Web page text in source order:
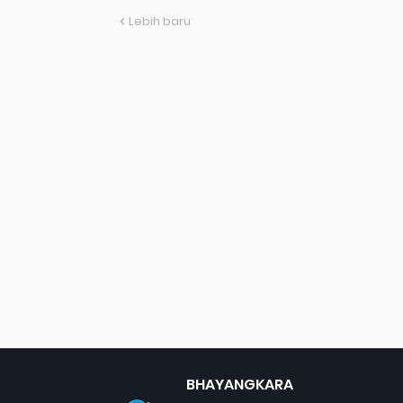
Lebih baru
BHAYANGKARA